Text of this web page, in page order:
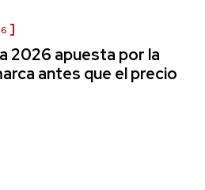
2026 apuesta por la
antes que el precio